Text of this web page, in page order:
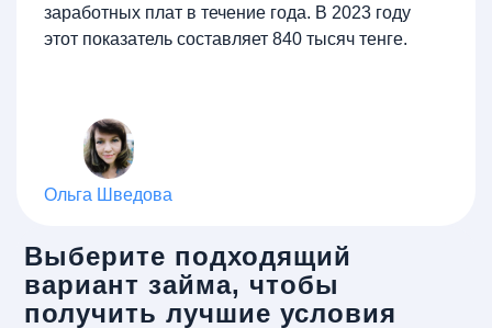
заработных плат в течение года. В 2023 году
этот показатель составляет 840 тысяч тенге.
Ольга Шведова
Выберите подходящий
вариант займа, чтобы
получить лучшие условия